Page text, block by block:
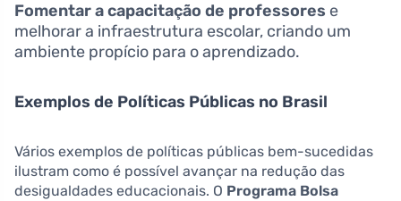
Fomentar a capacitação de professores e
melhorar a infraestrutura escolar, criando um
ambiente propício para o aprendizado.
Exemplos de Políticas Públicas no Brasil
Vários exemplos de políticas públicas bem-sucedidas
ilustram como é possível avançar na redução das
desigualdades educacionais. O Programa Bolsa